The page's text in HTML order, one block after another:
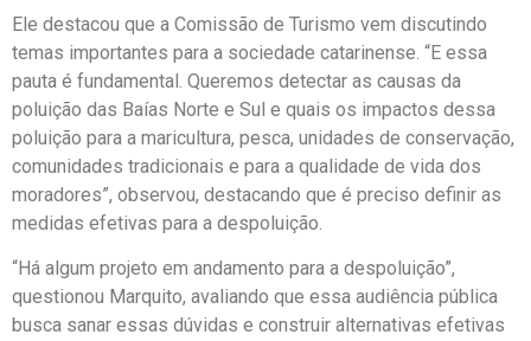
Ele destacou que a Comissão de Turismo vem discutindo
temas importantes para a sociedade catarinense. “E essa
pauta é fundamental. Queremos detectar as causas da
poluição das Baías Norte e Sul e quais os impactos dessa
poluição para a maricultura, pesca, unidades de conservação,
comunidades tradicionais e para a qualidade de vida dos
moradores”, observou, destacando que é preciso definir as
medidas efetivas para a despoluição.
“Há algum projeto em andamento para a despoluição”,
questionou Marquito, avaliando que essa audiência pública
busca sanar essas dúvidas e construir alternativas efetivas